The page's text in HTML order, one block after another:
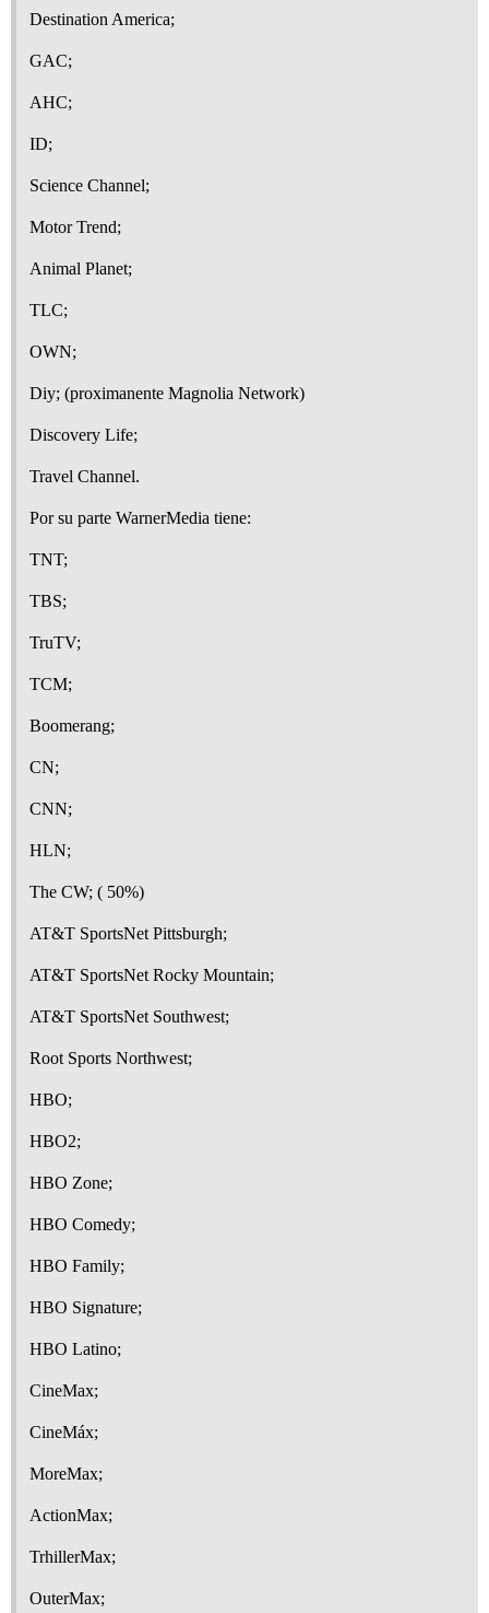
Destination America;
GAC;
AHC;
ID;
Science Channel;
Motor Trend;
Animal Planet;
TLC;
OWN;
Diy; (proximanente Magnolia Network)
Discovery Life;
Travel Channel.
Por su parte WarnerMedia tiene:
TNT;
TBS;
TruTV;
TCM;
Boomerang;
CN;
CNN;
HLN;
The CW; ( 50%)
AT&T SportsNet Pittsburgh;
AT&T SportsNet Rocky Mountain;
AT&T SportsNet Southwest;
Root Sports Northwest;
HBO;
HBO2;
HBO Zone;
HBO Comedy;
HBO Family;
HBO Signature;
HBO Latino;
CineMax;
CineMáx;
MoreMax;
ActionMax;
TrhillerMax;
OuterMax;